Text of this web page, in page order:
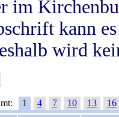
im
kann
wird
1 4 7 10 13
16